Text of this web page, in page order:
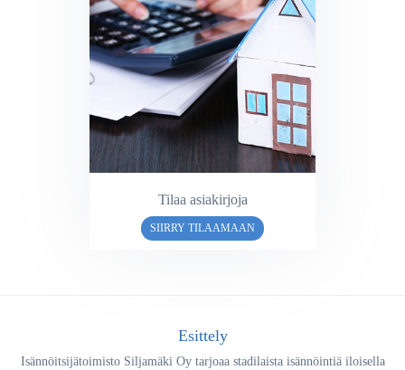
Tilaa asiakirjoja
SIIRRY TILAAMAAN
Esittely
Isännöitsijätoimisto Siljamäki Oy tarjoaa stadilaista isännöintiä iloisella